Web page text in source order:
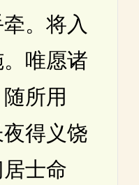
。将入
唯愿诸
所用
得义饶
士命